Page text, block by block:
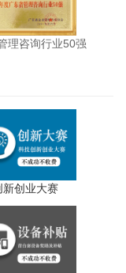
理咨询行业50强
新创业大赛